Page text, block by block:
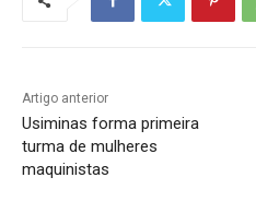
Artigo anterior
Usiminas forma primeira
turma de mulheres
maquinistas